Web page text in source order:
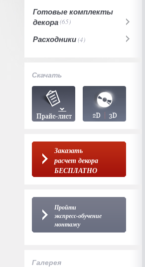
Готовые комплекты
декора(65)
Расходники(4)
Скачать
Заказать
расчет декора
БЕСПЛАТНО
Пройти
экспресс-обучение
монтажу
Галерея